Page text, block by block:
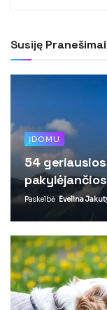
Susiję Pranešimai
ĮDOMU
54
Paskelbė Evelina